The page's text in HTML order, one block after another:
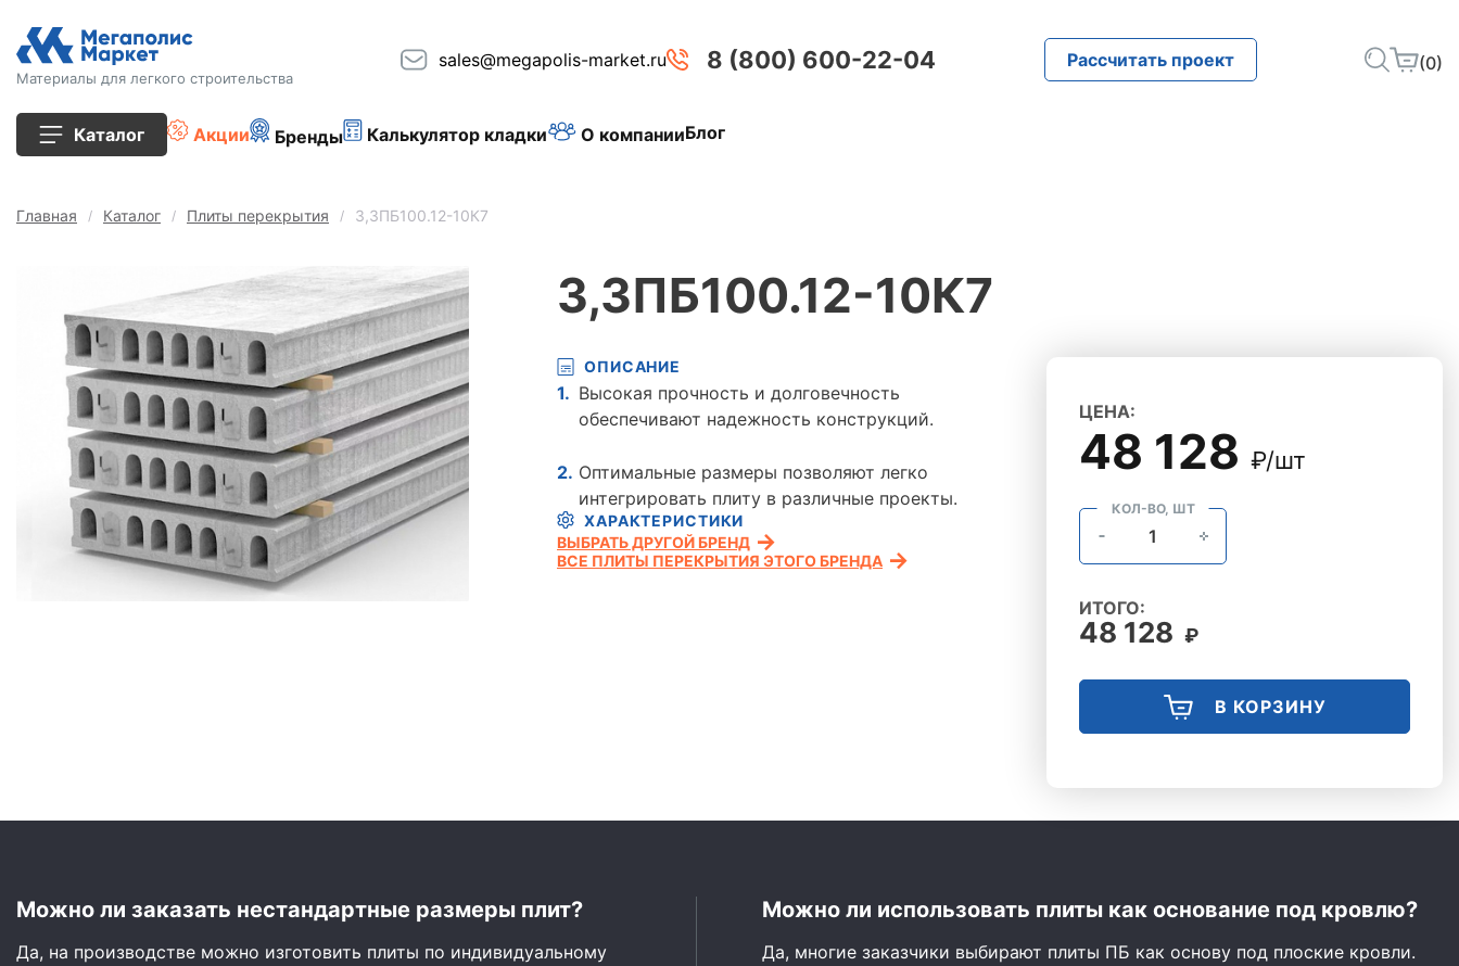
Материалы для легкого строительства
sales@megapolis-market.ru 8 (800) 600-22-04 Рассчитать проект (0)
Каталог
Кирпич
Плиты перекрытия
Сопутствующие товары
Тротуарная плитка
Сайдинг
Металлочерепица
Акции Бренды Калькулятор кладки О компанииБлог
Главная Каталог Плиты перекрытия 3,3ПБ100.12-10К7
3,3ПБ100.12-10К7
ОПИСАНИЕ
Высокая прочность и долговечность
обеспечивают надежность конструкций.
Оптимальные размеры позволяют легко
интегрировать плиту в различные проекты.
ХАРАКТЕРИСТИКИ
ВЫБРАТЬ ДРУГОЙ БРЕНД
ВСЕ ПЛИТЫ ПЕРЕКРЫТИЯ ЭТОГО БРЕНДА
ЦЕНА:
48 128 ₽/шт
КОЛ-ВО, ШТ
ИТОГО:
48 128 ₽
В КОРЗИНУ
Можно ли заказать нестандартные размеры плит?
Да, на производстве можно изготовить плиты по индивидуальному
Можно ли использовать плиты как основание под кровлю?
Да, многие заказчики выбирают плиты ПБ как основу под плоские кровли.